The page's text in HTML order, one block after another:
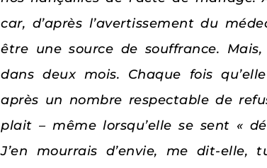
car, d’après l’avertissement du
être une source de souffrance.
dans deux mois. Chaque fois
après un nombre respectable de
plait – même lorsqu’elle se sent «
J’en mourrais d’envie, me dit-